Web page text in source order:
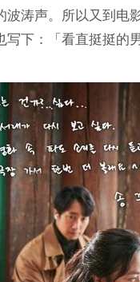
波涛声。所以又到电
写下：「看直挺挺的